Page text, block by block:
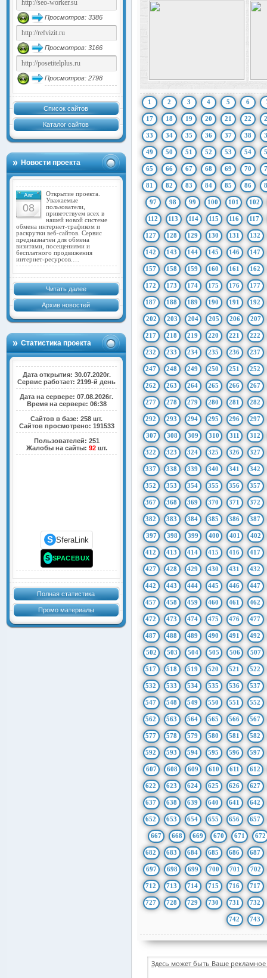
Просмотров: 3386
Просмотров: 3166
Просмотров: 2798
Список сайтов
Каталог сайтов
Новости проекта
Авг
08
Открытие проекта.
Уважаемые
пользователи,
приветствуем всех в
нашей новой системе
обмена интернет-трафиком и
раскрутки веб-сайтов. Сервис
предназначен для обмена
визитами, посещениями и
бесплатного продвижения
интернет-ресурсов.…
Читать далее
Архив новостей
Статистика проекта
Дата открытия: 30.07.2020г.
Сервис работает: 2199-й день
Дата на сервере: 07.08.2026г.
Время на сервере: 06:38
Сайтов в базе: 258 шт.
Сайтов просмотрено: 191533
Пользователей: 251
Жалобы на сайты: 92шт.
S SferaLink
S SPACEBUX
Полная статистика
Промо материалы
1 2 3 4 5 6
17 18 19 20 21 22
33 34 35 36 37 38
49 50 51 52 53 54
65 66 67 68 69 70
81 82 83 84 85 86
97 98 99 100 101 102
112 113 114 115 116 117
127 128 129 130 131 132
142 143 144 145 146 147
157 158 159 160 161 162
172 173 174 175 176 177
187 188 189 190 191 192
202 203 204 205 206 207
217 218 219 220 221 222
232 233 234 235 236 237
247 248 249 250 251 252
262 263 264 265 266 267
277 278 279 280 281 282
292 293 294 295 296 297
307 308 309 310 311 312
322 323 324 325 326 327
337 338 339 340 341 342
352 353 354 355 356 357
367 368 369 370 371 372
382 383 384 385 386 387
397 398 399 400 401 402
412 413 414 415 416 417
427 428 429 430 431 432
442 443 444 445 446 447
457 458 459 460 461 462
472 473 474 475 476 477
487 488 489 490 491 492
502 503 504 505 506 507
517 518 519 520 521 522
532 533 534 535 536 537
547 548 549 550 551 552
562 563 564 565 566 567
577 578 579 580 581 582
592 593 594 595 596 597
607 608 609 610 611 612
622 623 624 625 626 627
637 638 639 640 641 642
652 653 654 655 656 657
667 668 669 670 671 672
682 683 684 685 686 687
697 698 699 700 701 702
712 713 714 715 716 717
727 728 729 730 731 732
742 743
Здесь может быть Ваше